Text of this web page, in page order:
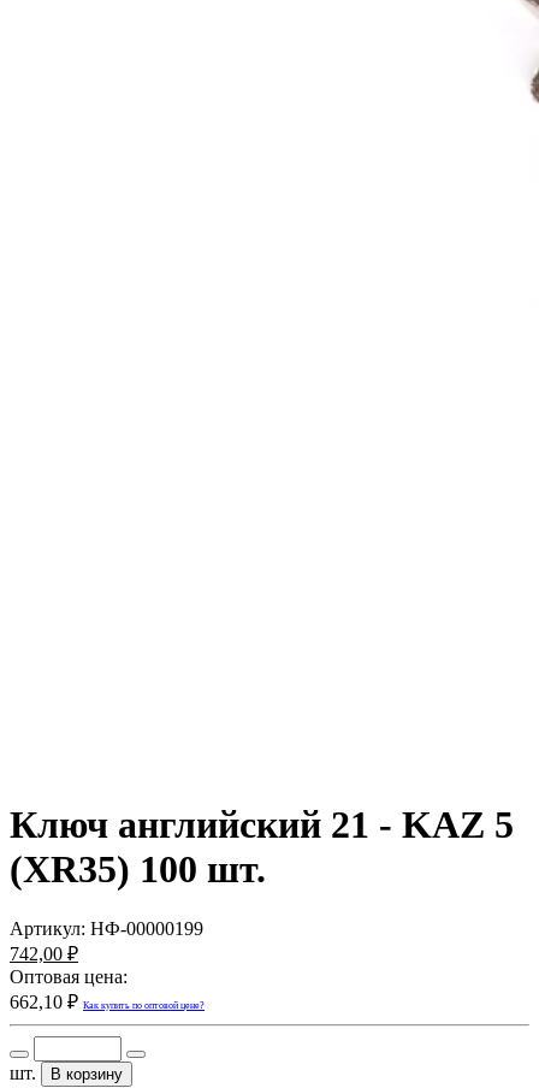
Ключ английский 21 - KAZ 5
(XR35) 100 шт.
Артикул: НФ-00000199
742,00 ₽
Оптовая цена:
662,10 ₽ Как купить по оптовой цене?
шт. В корзину